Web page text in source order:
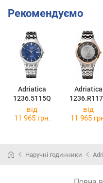
Рекомендуємо
Adriatica
1236.5115Q
Adriatica
від
11 965 грн.
від
11 965
Наручні годинники